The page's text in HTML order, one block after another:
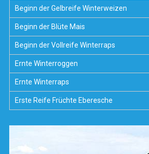
Beginn der Gelbreife Winterweizen
Beginn der Blüte Mais
Beginn der Vollreife Winterraps
Ernte Winterroggen
Ernte Winterraps
Erste Reife Früchte Eberesche